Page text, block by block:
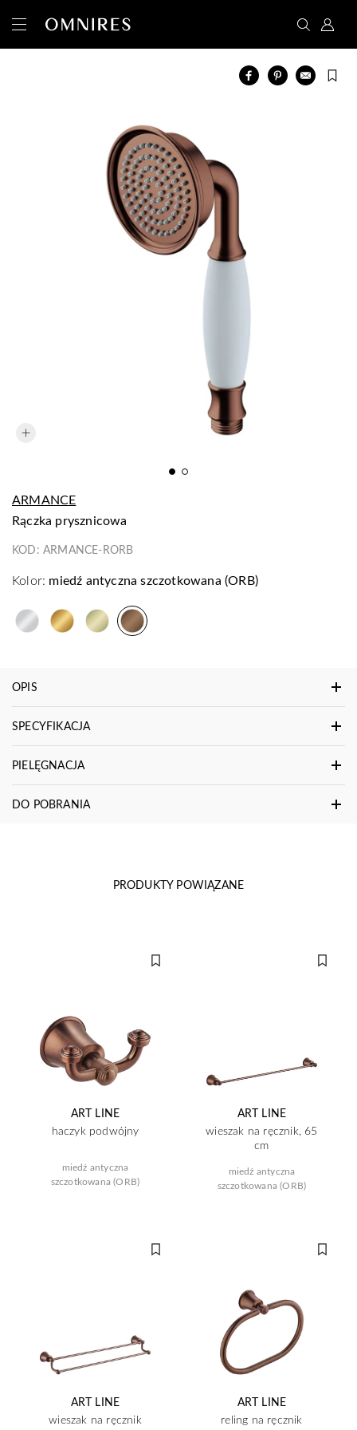
ARMANCE
rączka prysznicowa
KOD: ARMANCE-RORB
Kolor: miedź antyczna szczotkowana (ORB)
OPIS
SPECYFIKACJA
PIELĘGNACJA
DO POBRANIA
PRODUKTY POWIĄZANE
ART LINE
haczyk podwójny
miedź antyczna
szczotkowana (ORB)
ART LINE
wieszak na ręcznik, 65
cm
miedź antyczna
szczotkowana (ORB)
ART LINE
wieszak na ręcznik
ART LINE
reling na ręcznik